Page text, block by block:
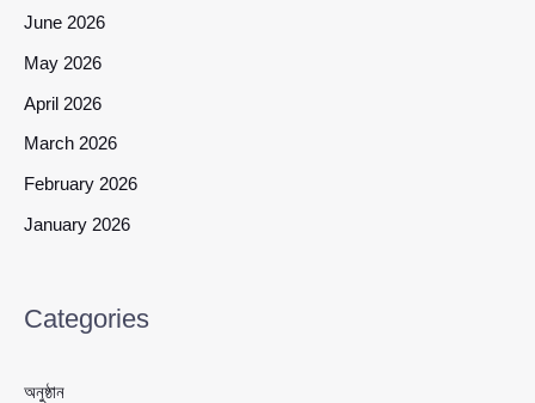
June 2026
May 2026
April 2026
March 2026
February 2026
January 2026
Categories
অনুষ্ঠান